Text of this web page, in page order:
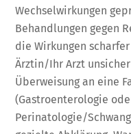
Wechselwirkungen
Behandlungen gegen
die Wirkungen
Ärztin/Ihr Arzt
Überweisung an eine
(Gastroenterologie
Perinatologie/